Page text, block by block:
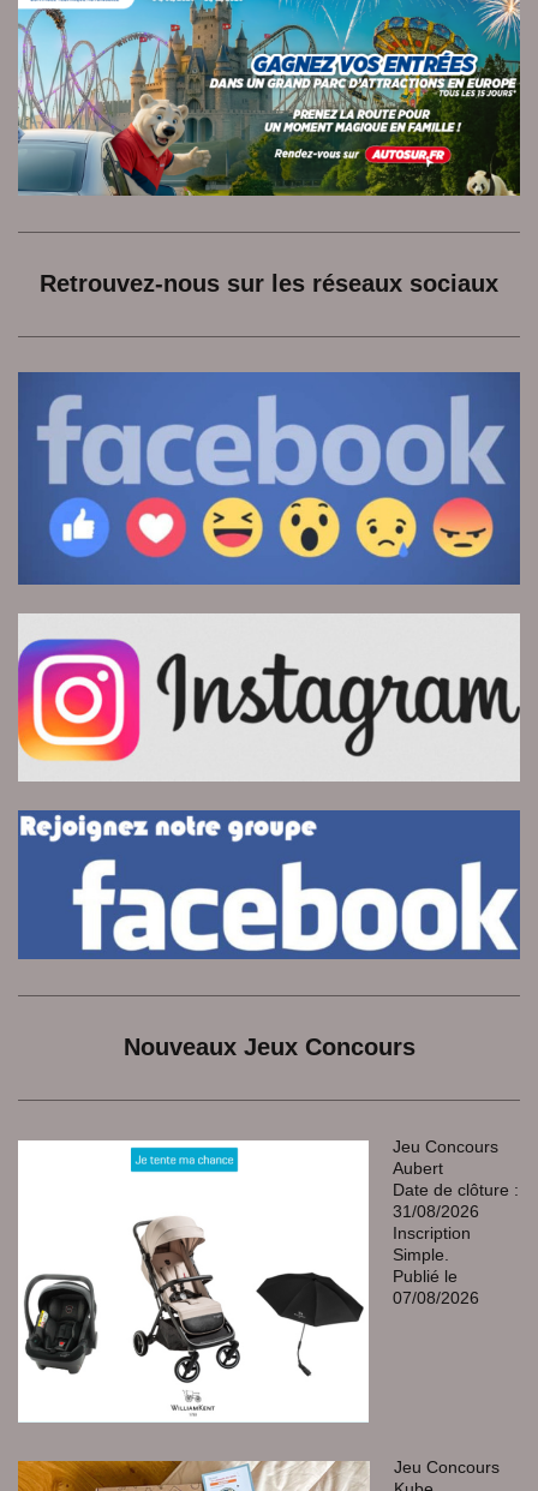
Retrouvez-nous sur les réseaux sociaux
Nouveaux Jeux Concours
Jeu Concours
Aubert
Date de clôture :
31/08/2026
Inscription
Simple.
Publié le
07/08/2026
Jeu Concours